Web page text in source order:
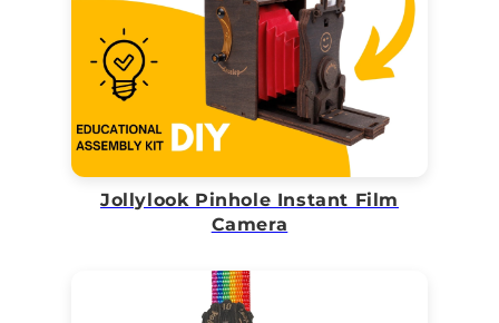
Jollylook Pinhole Instant Film
Camera